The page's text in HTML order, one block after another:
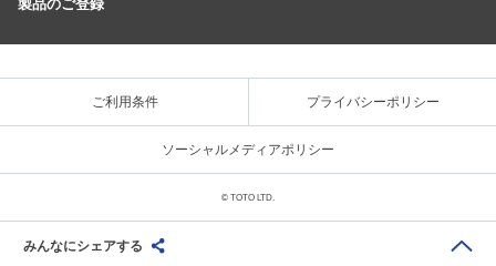
製品のご登録
ご利用条件 プライバシーポリシー
ソーシャルメディアポリシー
みんなにシェアする
© TOTO LTD.